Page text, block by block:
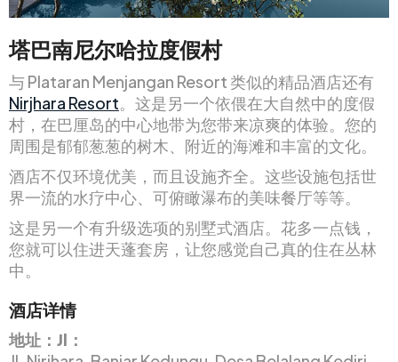
塔巴南尼尔哈拉度假村
与 Plataran Menjangan Resort 类似的精品酒店还有
Nirjhara Resort。这是另一个依偎在大自然中的度假
村，在巴厘岛的中心地带为您带来凉爽的体验。您的
周围是郁郁葱葱的树木、附近的海滩和丰富的文化。
酒店不仅环境优美，而且设施齐全。这些设施包括世
界一流的水疗中心、可俯瞰瀑布的美味餐厅等等。
这是另一个有升级选项的别墅式酒店。花多一点钱，
您就可以住进天蓬套房，让您感觉自己真的住在丛林
中。
酒店详情
地址：Jl：